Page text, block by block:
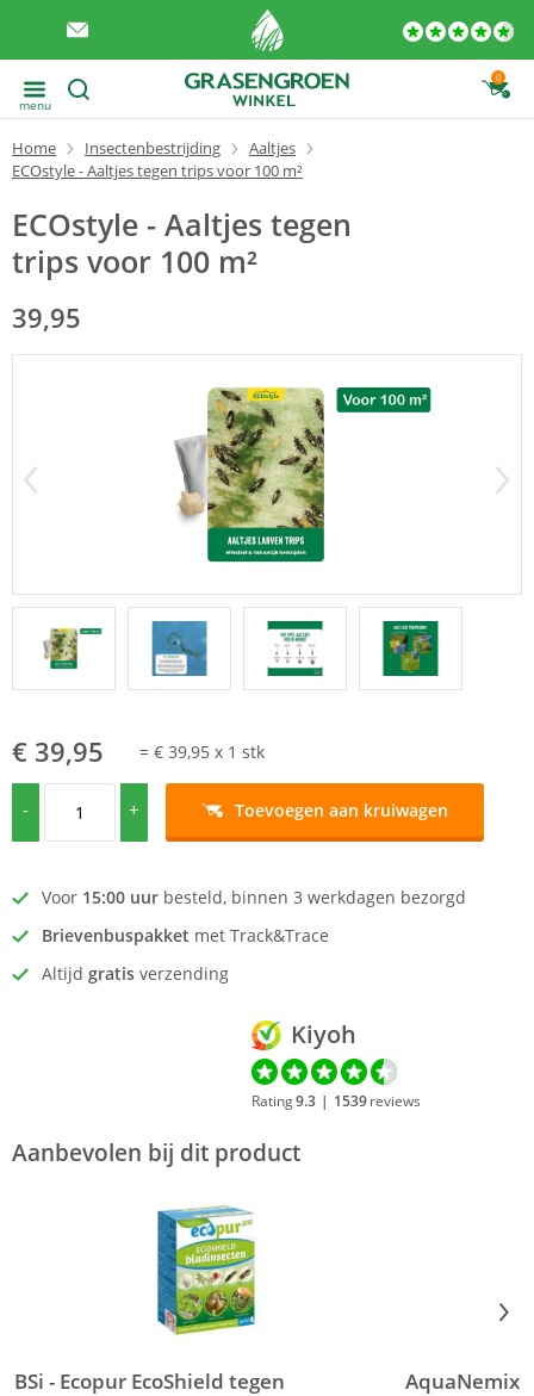
menu
0
Home Insectenbestrijding
Aaltjes
ECOstyle - Aaltjes tegen trips voor 100 m²
ECOstyle - Aaltjes tegen
trips voor 100 m²
39,95
€ 39,95 = € 39,95 x 1 stk
- + Toevoegen aan kruiwagen
Voor 15:00 uur besteld, binnen 3 werkdagen bezorgd
Brievenbuspakket met Track&Trace
Altijd gratis verzending
Kiyoh
Rating9.3 | 1539reviews
Aanbevolen bij dit product
BSi - Ecopur EcoShield tegen
AquaNemix